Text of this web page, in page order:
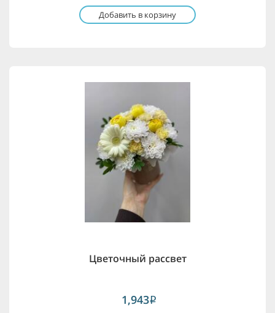
Добавить в корзину
Цветочный рассвет
1,943i